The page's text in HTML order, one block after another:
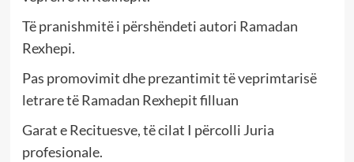
Të pranishmitë i përshëndeti autori Ramadan
Rexhepi.
Pas promovimit dhe prezantimit të veprimtarisë
letrare të Ramadan Rexhepit filluan
Garat e Recituesve, të cilat I përcolli Juria
profesionale.